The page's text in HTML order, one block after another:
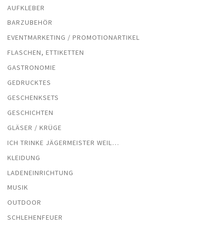
AUFKLEBER
BARZUBEHÖR
EVENTMARKETING / PROMOTIONARTIKEL
FLASCHEN, ETTIKETTEN
GASTRONOMIE
GEDRUCKTES
GESCHENKSETS
GESCHICHTEN
GLÄSER / KRÜGE
ICH TRINKE JÄGERMEISTER WEIL…
KLEIDUNG
LADENEINRICHTUNG
MUSIK
OUTDOOR
SCHLEHENFEUER